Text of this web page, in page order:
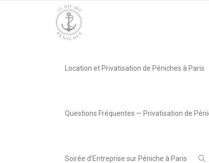
Location et Privatisation de Péniches à Paris
Questions Fréquentes — Privatisation de
Soirée d’Entreprise sur Péniche à Paris
2025